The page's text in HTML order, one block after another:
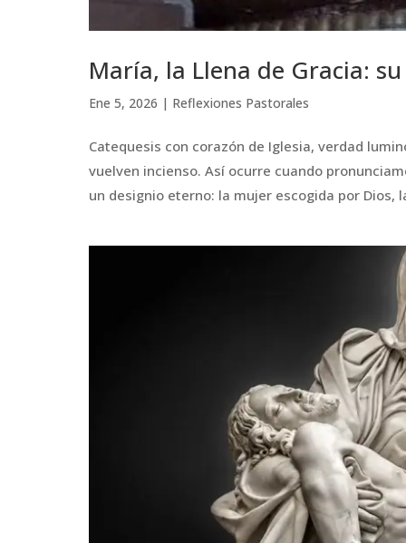
María, la Llena de Gracia:
Ene 5, 2026 | Reflexiones Pastorales
Catequesis con corazón de Iglesia, verdad
vuelven incienso. Así ocurre cuando
un designio eterno: la mujer escogida por Dios,